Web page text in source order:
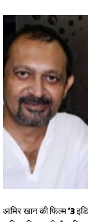
आमिर खान की फिल्म ‘3